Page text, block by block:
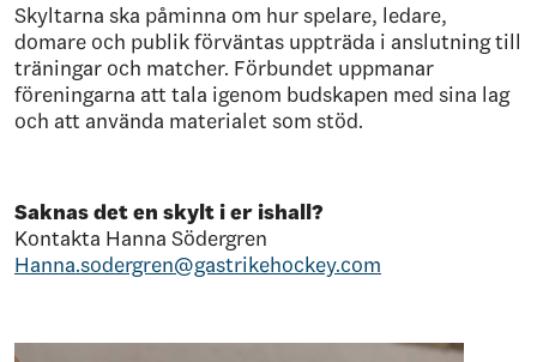
Skyltarna ska påminna om hur spelare, ledare,
domare och publik förväntas uppträda i anslutning till
träningar och matcher. Förbundet uppmanar
föreningarna att tala igenom budskapen med sina lag
och att använda materialet som stöd.
Saknas det en skylt i er ishall?
Kontakta Hanna Södergren
Hanna.sodergren@gastrikehockey.com